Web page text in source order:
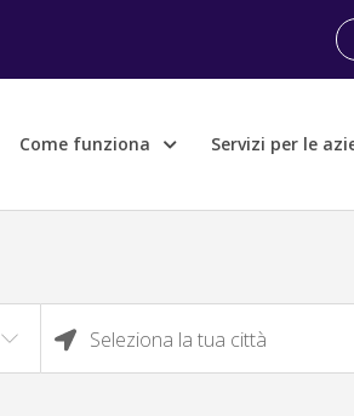
Come funziona Servizi per le
Seleziona la tua città